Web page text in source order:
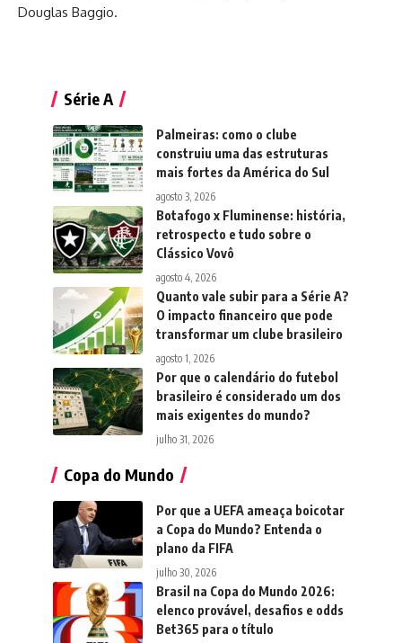
Douglas Baggio.
Série A
Palmeiras: como o clube
construiu uma das estruturas
mais fortes da América do Sul
agosto 3, 2026
Botafogo x Fluminense: história,
retrospecto e tudo sobre o
Clássico Vovô
agosto 4, 2026
Quanto vale subir para a Série A?
O impacto financeiro que pode
transformar um clube brasileiro
agosto 1, 2026
Por que o calendário do futebol
brasileiro é considerado um dos
mais exigentes do mundo?
julho 31, 2026
Copa do Mundo
Por que a UEFA ameaça boicotar
a Copa do Mundo? Entenda o
plano da FIFA
julho 30, 2026
Brasil na Copa do Mundo 2026:
elenco provável, desafios e odds
Bet365 para o título